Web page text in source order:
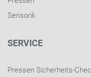
Sensorik
SERVICE
Pressen Sicherheits-